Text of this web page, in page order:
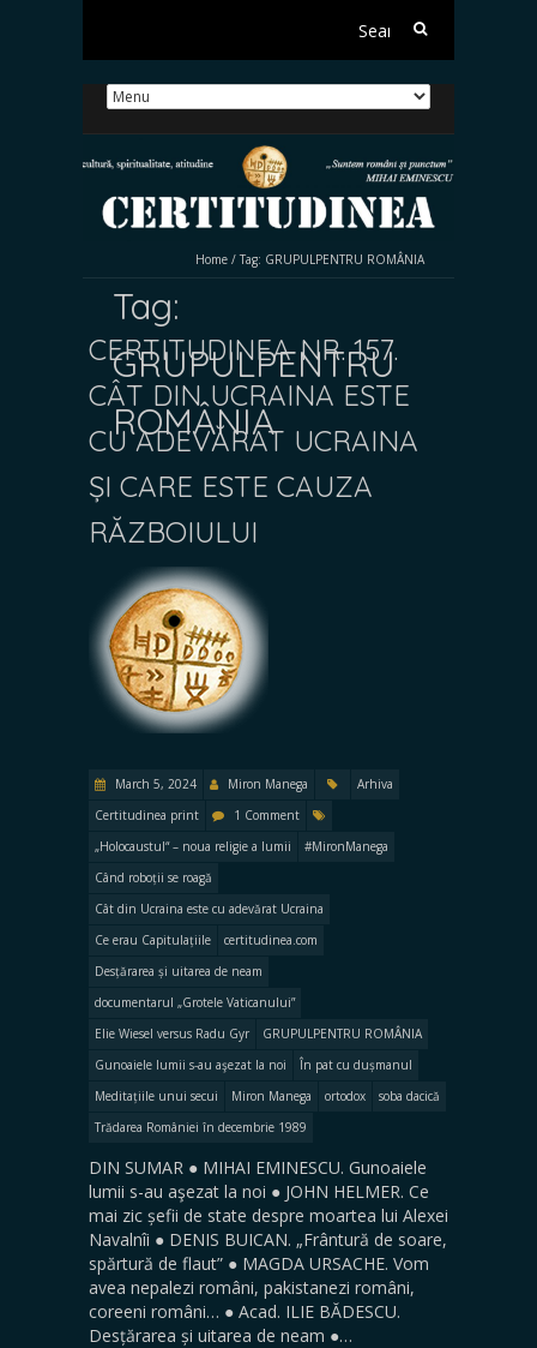
Search
Home / Tag: GRUPULPENTRU ROMÂNIA
Tag:
GRUPULPENTRU
ROMÂNIA
CERTITUDINEA NR. 157.
CÂT DIN UCRAINA ESTE
CU ADEVĂRAT UCRAINA
ȘI CARE ESTE CAUZA
RĂZBOIULUI
March 5, 2024 Miron Manega
Arhiva
Certitudinea print
1 Comment
„Holocaustul“ – noua religie a lumii
#MironManega
Când roboții se roagă
Cât din Ucraina este cu adevărat Ucraina
Ce erau Capitulațiile
certitudinea.com
Desțărarea și uitarea de neam
documentarul „Grotele Vaticanului”
Elie Wiesel versus Radu Gyr
GRUPULPENTRU ROMÂNIA
Gunoaiele lumii s-au aşezat la noi
În pat cu dușmanul
Meditațiile unui secui
Miron Manega ortodox
soba dacică
Trădarea României în decembrie 1989
DIN SUMAR ● MIHAI EMINESCU. Gunoaiele
lumii s-au aşezat la noi ● JOHN HELMER. Ce
mai zic șefii de state despre moartea lui Alexei
Navalnîi ● DENIS BUICAN. „Frântură de soare,
spărtură de flaut” ● MAGDA URSACHE. Vom
avea nepalezi români, pakistanezi români,
coreeni români… ● Acad. ILIE BĂDESCU.
Desțărarea și uitarea de neam ●…